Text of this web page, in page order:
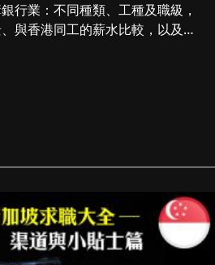
行業：不同種類、工種及職級，
與香港同工的薪水比較，以及最